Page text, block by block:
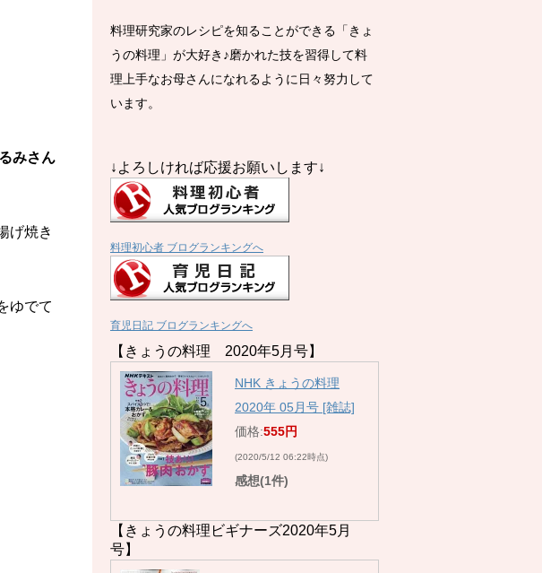
みさん
げ焼き
ゆでて
料理研究家のレシピを知ることができる「きょ
うの料理」が大好き♪磨かれた技を習得して料
理上手なお母さんになれるように日々努力して
います。
↓よろしければ応援お願いします↓
料理初心者 ブログランキングへ
育児日記 ブログランキングへ
【きょうの料理 2020年5月号】
NHK きょうの料理
2020年 05月号 [雑誌]
価格:555円
(2020/5/12 06:22時点)
感想(1件)
【きょうの料理ビギナーズ2020年5月
号】